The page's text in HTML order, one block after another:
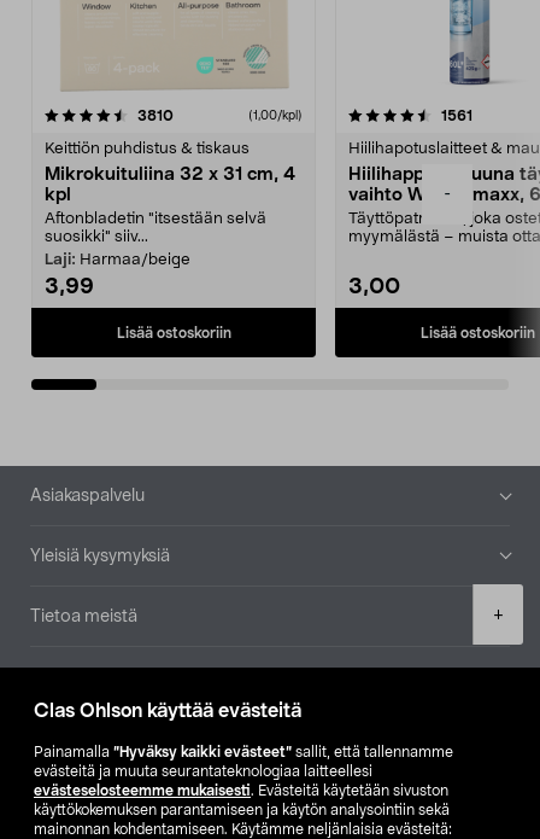
Clas Ohlson käyttää evästeitä
Painamalla ”Hyväksy kaikki evästeet” sallit, että tallennamme
evästeitä ja muuta seurantateknologiaa laitteellesi
evästeselosteemme mukaisesti. Evästeitä käytetään sivuston
käyttökokemuksen parantamiseen ja käytön analysointiin sekä
mainonnan kohdentamiseen. Käytämme neljänlaisia evästeitä:
-
+
3810arvostelut (1,00/kpl)
Keittiön puhdistus & tiskaus
Mikrokuituliina 32 x 31 cm, 4
kpl
Aftonbladetin "itsestään selvä
suosikki" siiv...
Laji: Harmaa/beige
3,99
Lisää ostoskoriin
4.5viidestä
1561
Hiilihapotuslaitteet &
Hiilihappopatruuna
vaihto Wassermaxx,
Täyttöpatruuna, joka
myymälästä – muista
3,00
Lisää ostoskoriin
4.5viidestä
Alatunniste
Asiakaspalvelu
Yleisiä kysymyksiä
Tietoa meistä
Etsi myymälä